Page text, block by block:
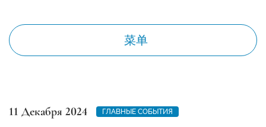
菜单
11 Декабря 2024 ГЛАВНЫЕ СОБЫТИЯ